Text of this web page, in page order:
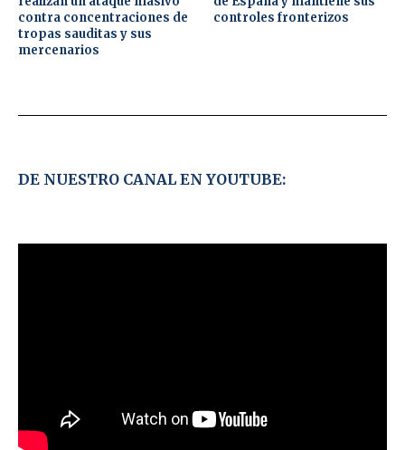
contra concentraciones de
tropas sauditas y sus
mercenarios
controles fronterizos
DE NUESTRO CANAL EN YOUTUBE: